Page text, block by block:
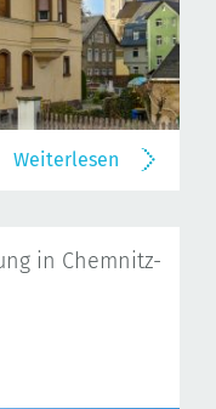
Weiterlesen
in Chemnitz-